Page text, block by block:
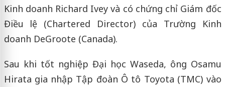
Kinh doanh Richard Ivey và có chứng chỉ Giám đốc
Điều lệ (Chartered Director) của Trường Kinh
doanh DeGroote (Canada).
Sau khi tốt nghiệp Đại học Waseda, ông Osamu
Hirata gia nhập Tập đoàn Ô tô Toyota (TMC) vào